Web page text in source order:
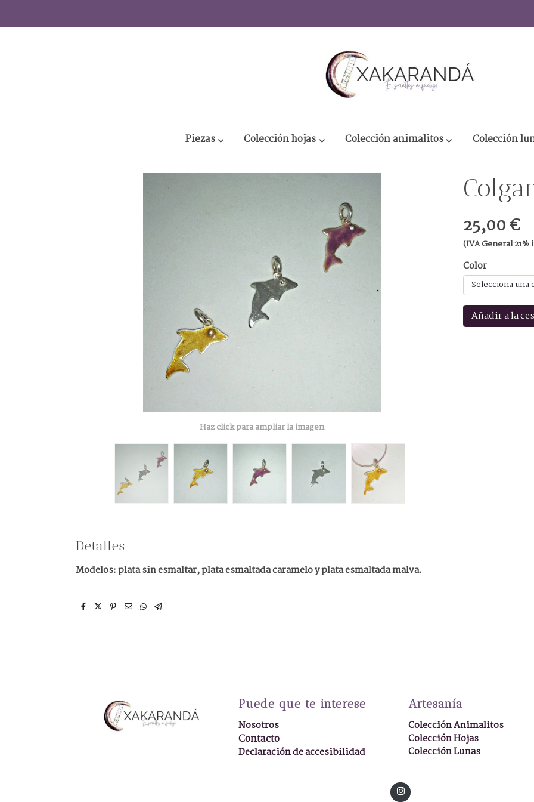
Piezas Colección hojas Colección animalitos Colección
Colgantes Delfín
Haz click para ampliar la imagen
Detalles
Modelos: plata sin esmaltar, plata esmaltada caramelo y plata esmaltada malva.
25,00 €
(IVA General
Color
Selecciona una
Añadir a la
Puede que te interese
Nosotros
Contacto
Declaración de accesibilidad
Artesanía
Colección Animalitos
Colección Hojas
Colección Lunas